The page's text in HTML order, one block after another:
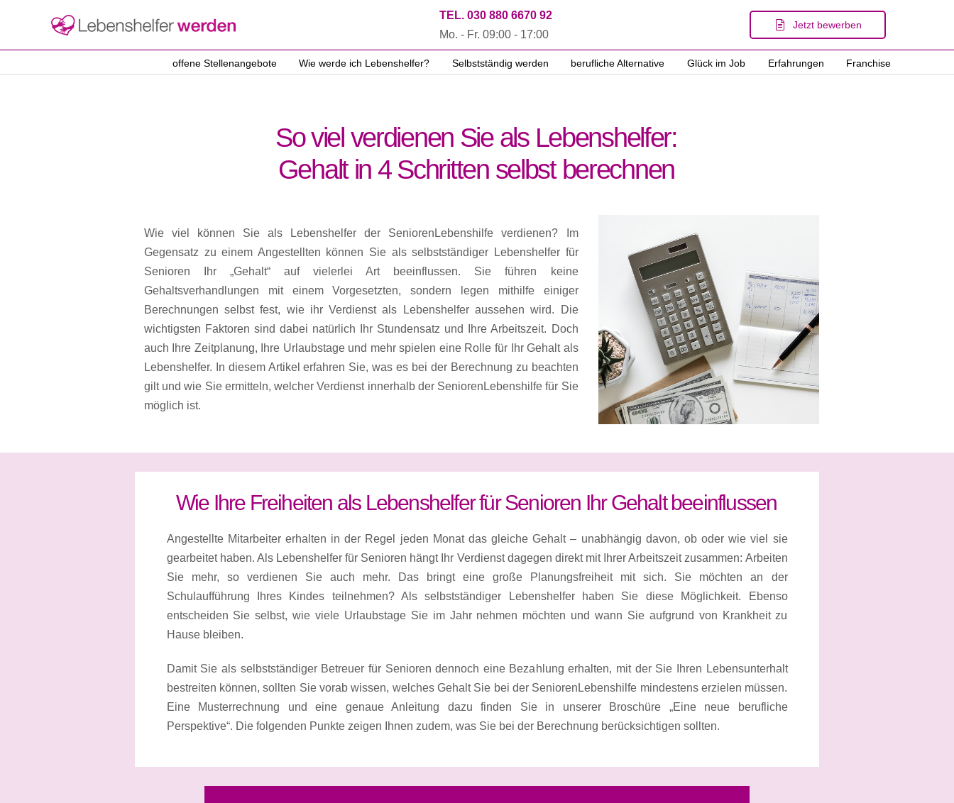
TEL. 030 880 6670 92
Mo. - Fr. 09:00 - 17:00
Jetzt bewerben
offene Stellenangebote Wie werde ich Lebenshelfer? Selbstständig werden berufliche Alternative Glück im Job Erfahrungen Franchise
So viel verdienen Sie als Lebenshelfer:
Gehalt in 4 Schritten selbst berechnen
Wie viel können Sie als Lebenshelfer der SeniorenLebenshilfe verdienen? Im
Gegensatz zu einem Angestellten können Sie als selbstständiger Lebenshelfer für
Senioren Ihr „Gehalt“ auf vielerlei Art beeinflussen. Sie führen keine
Gehaltsverhandlungen mit einem Vorgesetzten, sondern legen mithilfe einiger
Berechnungen selbst fest, wie ihr Verdienst als Lebenshelfer aussehen wird. Die
wichtigsten Faktoren sind dabei natürlich Ihr Stundensatz und Ihre Arbeitszeit. Doch
auch Ihre Zeitplanung, Ihre Urlaubstage und mehr spielen eine Rolle für Ihr Gehalt als
Lebenshelfer. In diesem Artikel erfahren Sie, was es bei der Berechnung zu beachten
gilt und wie Sie ermitteln, welcher Verdienst innerhalb der SeniorenLebenshilfe für Sie
möglich ist.
Wie Ihre Freiheiten als Lebenshelfer für Senioren Ihr Gehalt beeinflussen
Angestellte Mitarbeiter erhalten in der Regel jeden Monat das gleiche Gehalt – unabhängig davon, ob oder wie viel sie
gearbeitet haben. Als Lebenshelfer für Senioren hängt Ihr Verdienst dagegen direkt mit Ihrer Arbeitszeit zusammen: Arbeiten
Sie mehr, so verdienen Sie auch mehr. Das bringt eine große Planungsfreiheit mit sich. Sie möchten an der
Schulaufführung Ihres Kindes teilnehmen? Als selbstständiger Lebenshelfer haben Sie diese Möglichkeit. Ebenso
entscheiden Sie selbst, wie viele Urlaubstage Sie im Jahr nehmen möchten und wann Sie aufgrund von Krankheit zu
Hause bleiben.
Damit Sie als selbstständiger Betreuer für Senioren dennoch eine Bezahlung erhalten, mit der Sie Ihren Lebensunterhalt
bestreiten können, sollten Sie vorab wissen, welches Gehalt Sie bei der SeniorenLebenshilfe mindestens erzielen müssen.
Eine Musterrechnung und eine genaue Anleitung dazu finden Sie in unserer Broschüre „Eine neue berufliche
Perspektive“. Die folgenden Punkte zeigen Ihnen zudem, was Sie bei der Berechnung berücksichtigen sollten.